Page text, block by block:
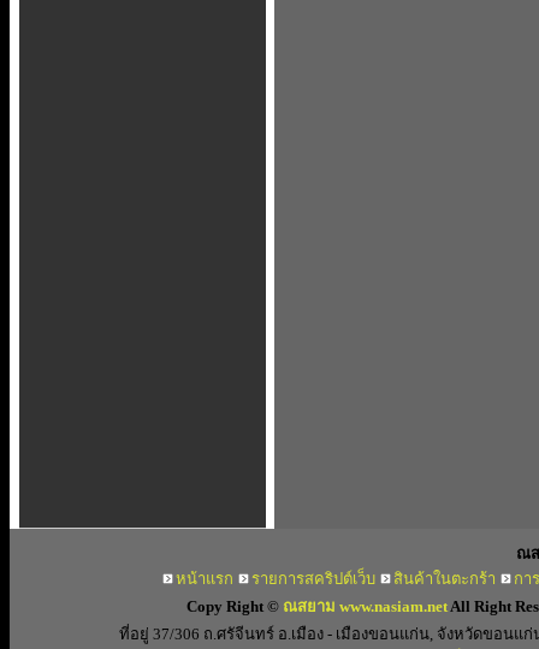
ณส
หน้าแรก
รายการสคริปต์เว็บ สินค้าในตะกร้า
กา
Copy Right © ณสยาม www.nasiam.netAll Right
ที่อยู่ 37/306 ถ.ศรัจีนทร์ อ.เมือง - เมืองขอนแก่น, จังหวัดขอนแก่